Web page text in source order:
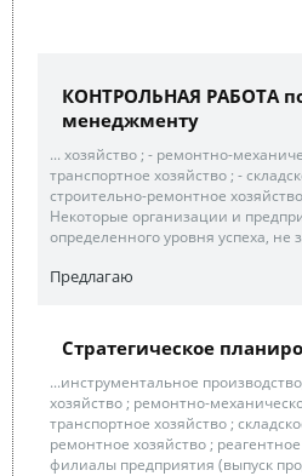
КОНТРОЛЬНАЯ РАБОТА
менеджменту
... хозяйство ; - ремонтно-
транспортное хозяйство ; -
строительно-ремонтное
Некоторые организации и
определенного уровня успеха, не
Предлагаю
Стратегическое
...инструментальное
хозяйство ; ремонтно-
транспортное хозяйство ;
ремонтное хозяйство ;
филиалы предприятия (выпуск